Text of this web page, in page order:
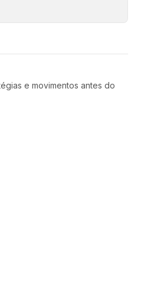
e movimentos antes do